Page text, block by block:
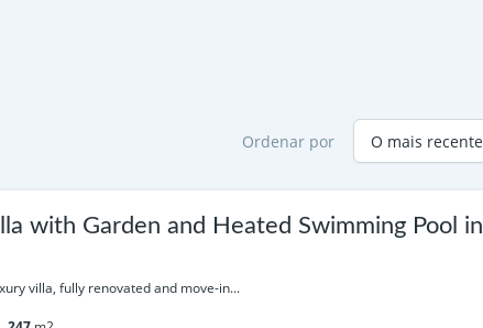
Ordenar por
with Garden and Heated Swimming Pool in
villa, fully renovated and move-in...